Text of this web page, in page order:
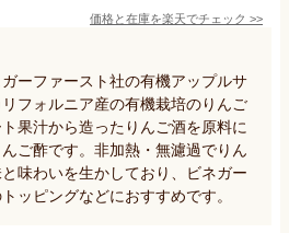
価格と在庫を楽天でチェック >>
ーファースト社の有機アップルサ
フォルニア産の有機栽培のりんご
果汁から造ったりんご酒を原料に
ご酢です。非加熱・無濾過でりん
味わいを生かしており、ビネガー
ッピングなどにおすすめです。